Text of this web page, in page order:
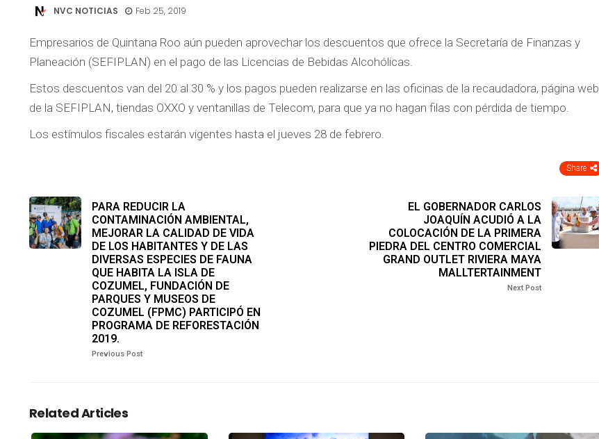
NVC NOTICIAS Feb 25, 2019
Empresarios de Quintana Roo aún pueden aprovechar los descuentos que ofrece la Secretaría de Finanzas y
Planeación (SEFIPLAN) en el pago de las Licencias de Bebidas Alcohólicas.
Estos descuentos van del 20 al 30 % y los pagos pueden realizarse en las oficinas de la recaudadora, página web
de la SEFIPLAN, tiendas OXXO y ventanillas de Telecom, para que ya no hagan filas con pérdida de tiempo.
Los estímulos fiscales estarán vigentes hasta el jueves 28 de febrero.
Share
PARA REDUCIR LA
CONTAMINACIÓN AMBIENTAL,
MEJORAR LA CALIDAD DE VIDA
DE LOS HABITANTES Y DE LAS
DIVERSAS ESPECIES DE FAUNA
QUE HABITA LA ISLA DE
COZUMEL, FUNDACIÓN DE
PARQUES Y MUSEOS DE
COZUMEL (FPMC) PARTICIPÓ EN
PROGRAMA DE REFORESTACIÓN
2019.
Previous Post
EL GOBERNADOR CARLOS
JOAQUÍN ACUDIÓ A LA
COLOCACIÓN DE LA PRIMERA
PIEDRA DEL CENTRO COMERCIAL
GRAND OUTLET RIVIERA MAYA
MALLTERTAINMENT
Next Post
Related Articles